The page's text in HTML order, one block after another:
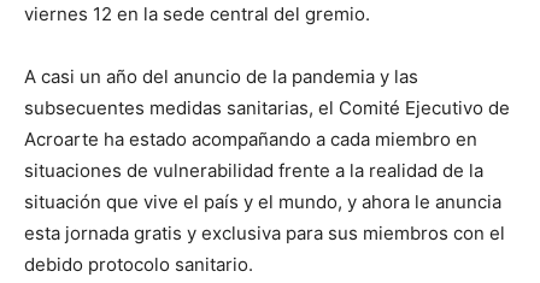
viernes 12 en la sede central del gremio.
A casi un año del anuncio de la pandemia y las
subsecuentes medidas sanitarias, el Comité Ejecutivo de
Acroarte ha estado acompañando a cada miembro en
situaciones de vulnerabilidad frente a la realidad de la
situación que vive el país y el mundo, y ahora le anuncia
esta jornada gratis y exclusiva para sus miembros con el
debido protocolo sanitario.